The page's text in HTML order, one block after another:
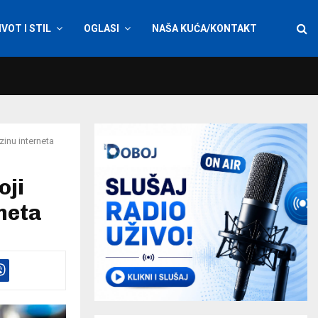
I STIL OGLASI NAŠA KUĆA/KONTAKT
interneta